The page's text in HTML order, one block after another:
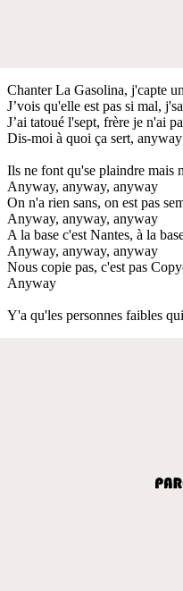
Chanter La Gasolina, j'capte
J’vois qu'elle est pas si mal,
J’ai tatoué l'sept, frère je n'ai
Dis-moi à quoi ça sert, anyway
Ils ne font qu'se plaindre mais
Anyway, anyway, anyway
On n'a rien sans, on est pas
Anyway, anyway, anyway
A la base c'est Nantes, à la
Anyway, anyway, anyway
Nous copie pas, c'est pas
Anyway
Y'a qu'les personnes faibles